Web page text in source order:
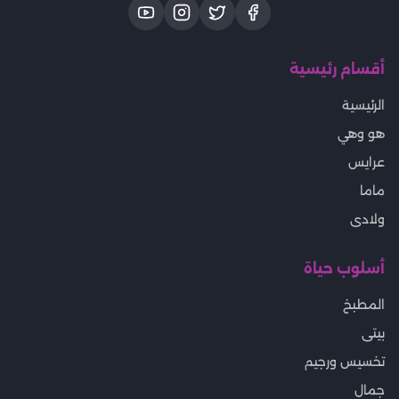
أقسام رئيسية
الرئيسية
هو وهي
عرايس
ماما
ولادى
أسلوب حياة
المطبخ
بيتى
تخسيس ورجيم
جمال